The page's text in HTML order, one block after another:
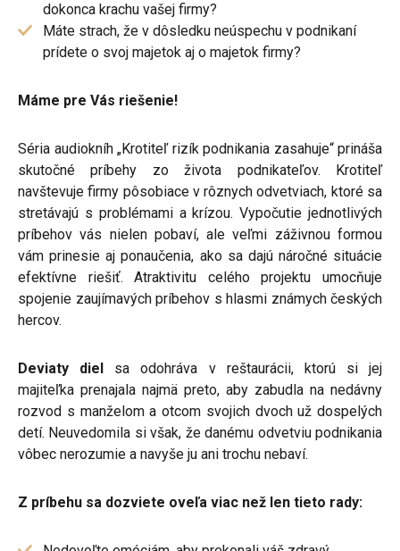
dokonca krachu vašej firmy?
Máte strach, že v dôsledku neúspechu v podnikaní
prídete o svoj majetok aj o majetok firmy?
Máme pre Vás riešenie!
Séria audiokníh „Krotiteľ rizík podnikania zasahuje“ prináša
skutočné príbehy zo života podnikateľov. Krotiteľ
navštevuje firmy pôsobiace v rôznych odvetviach, ktoré sa
stretávajú s problémami a krízou. Vypočutie jednotlivých
príbehov vás nielen pobaví, ale veľmi záživnou formou
vám prinesie aj ponaučenia, ako sa dajú náročné situácie
efektívne riešiť. Atraktivitu celého projektu umocňuje
spojenie zaujímavých príbehov s hlasmi známych českých
hercov.
Deviaty diel sa odohráva v reštaurácii, ktorú si jej
majiteľka prenajala najmä preto, aby zabudla na nedávny
rozvod s manželom a otcom svojich dvoch už dospelých
detí. Neuvedomila si však, že danému odvetviu podnikania
vôbec nerozumie a navyše ju ani trochu nebaví.
Z príbehu sa dozviete oveľa viac než len tieto rady: